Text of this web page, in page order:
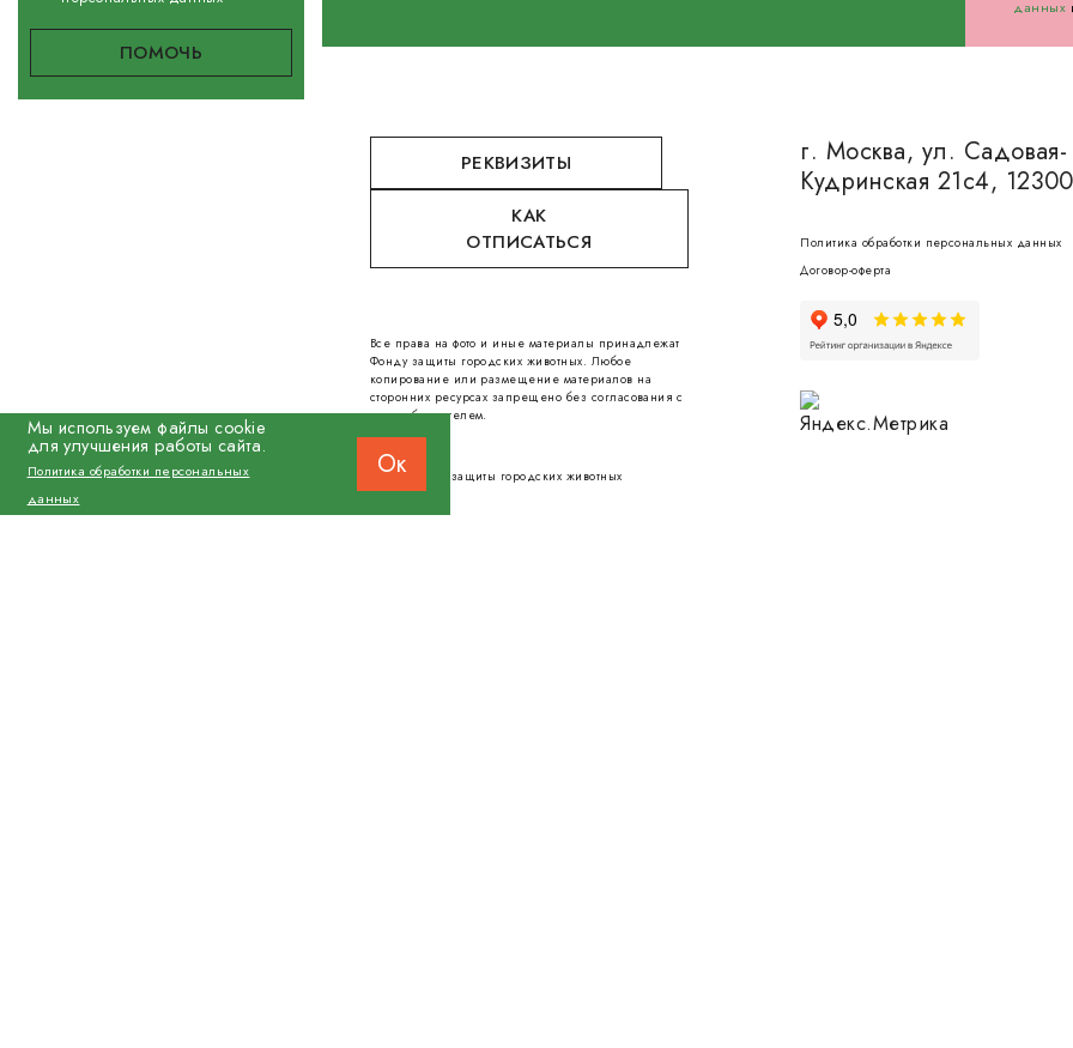
данных
РЕКВИЗИТЫ
КАК
ОТПИСАТЬСЯ
Все права на фото и иные материалы принадлежат
Фонду защиты городских животных. Любое
копирование или размещение материалов на
сторонних ресурсах запрещено без согласования с
правообладателем.
© 2026 Фонд защиты городских животных
г. Москва, ул. Садовая-
Кудринская 21с4,
Политика обработки персональных данных
Договор-оферта
Мы используем файлы cookie
для улучшения работы сайта.
Политика обработки персональных
данных
Ок